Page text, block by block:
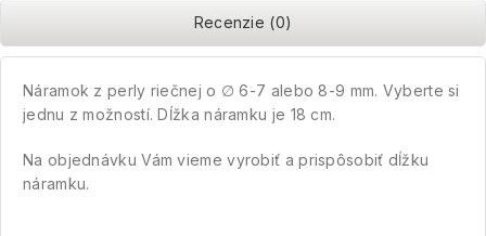
Recenzie (0)
Náramok z perly riečnej o ∅ 6-7 alebo 8-9 mm. Vyberte si
jednu z možností. Dĺžka náramku je 18 cm.
Na objednávku Vám vieme vyrobiť a prispôsobiť dĺžku
náramku.